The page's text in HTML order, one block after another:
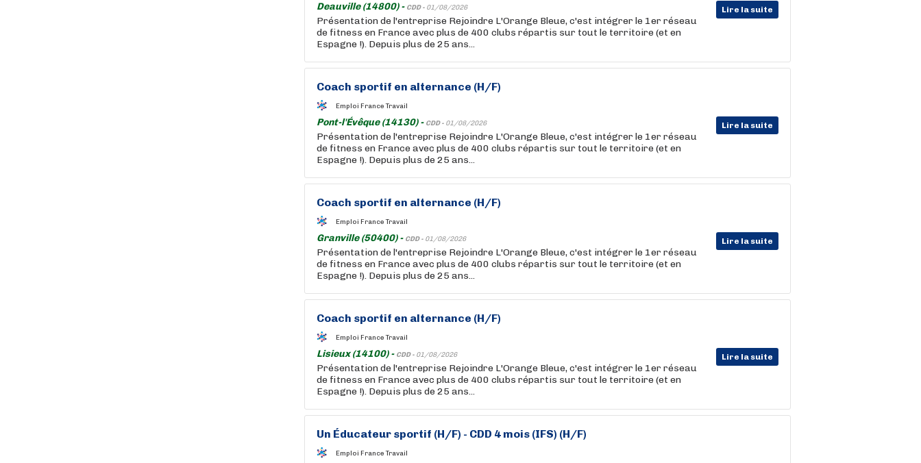
Deauville (14800) - CDD - 01/08/2026 Lire la suite
Présentation de l'entreprise Rejoindre L'Orange Bleue, c'est intégrer le 1er réseau
de fitness en France avec plus de 400 clubs répartis sur tout le territoire (et en
Espagne !). Depuis plus de 25 ans...
Coach sportif en alternance (H/F)
Emploi France Travail
Pont-l'Évêque (14130) - CDD - 01/08/2026 Lire la suite
Présentation de l'entreprise Rejoindre L'Orange Bleue, c'est intégrer le 1er réseau
de fitness en France avec plus de 400 clubs répartis sur tout le territoire (et en
Espagne !). Depuis plus de 25 ans...
Coach sportif en alternance (H/F)
Emploi France Travail
Granville (50400) - CDD - 01/08/2026 Lire la suite
Présentation de l'entreprise Rejoindre L'Orange Bleue, c'est intégrer le 1er réseau
de fitness en France avec plus de 400 clubs répartis sur tout le territoire (et en
Espagne !). Depuis plus de 25 ans...
Coach sportif en alternance (H/F)
Emploi France Travail
Lisieux (14100) - CDD - 01/08/2026 Lire la suite
Présentation de l'entreprise Rejoindre L'Orange Bleue, c'est intégrer le 1er réseau
de fitness en France avec plus de 400 clubs répartis sur tout le territoire (et en
Espagne !). Depuis plus de 25 ans...
Un Éducateur sportif (H/F) - CDD 4 mois (IFS) (H/F)
Emploi France Travail